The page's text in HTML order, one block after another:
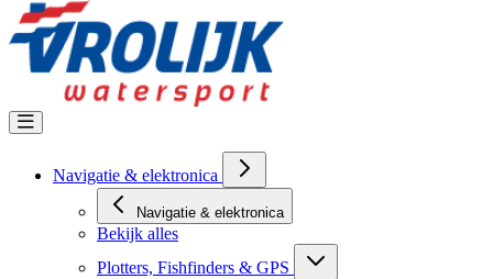
Navigatie & elektronica
Navigatie & elektronica
Bekijk alles
Plotters, Fishfinders & GPS